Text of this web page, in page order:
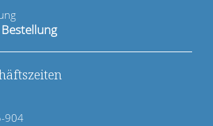
904